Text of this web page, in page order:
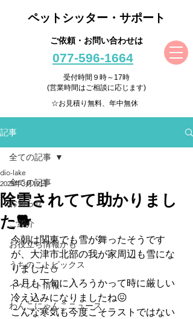
ペットシッター・サポート
ご依頼・お問い合わせは
077-596-1664
受付時間９時～17時
(営業時間はご相談に応じます)
☆お見積り無料、年中無休
記事
全ての記事
お知らせ
ご紹介
お役立ち情報かも
うちのこトピックス
イベント情報
わんこにゃんこニュース
全ての記事
除雪されてて助かりまし
た🐕
dio-lake
2025年3月19日
今朝は関東でも雪が舞ったそうです
が、大津市北部の我が家周辺も雪にな
りました⛄
３月も下旬に入ろうかって時に厳しい
冷え込みになりましたね😖
こんな寒気も今度こそラストではない